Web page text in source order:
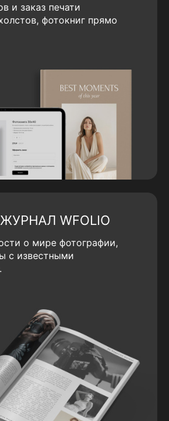
и заказ печати
фотокниг прямо
WFOLIO
о мире фотографии,
с известными